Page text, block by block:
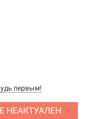
первым!
НЕАКТУАЛЕН